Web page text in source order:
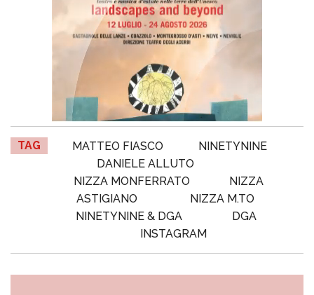
TAG MATTEO FIASCO
NINETYNINE
DANIELE ALLUTO
NIZZA MONFERRATO
NIZZA
ASTIGIANO
NIZZA M.TO
NINETYNINE & DGA
DGA
INSTAGRAM